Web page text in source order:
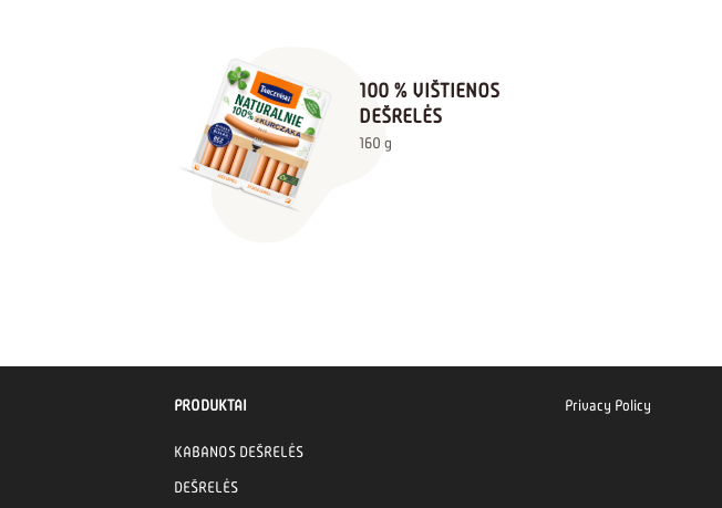
100 % VIŠTIENOS
DEŠRELĖS
160 g
PRODUKTAI
KABANOS DEŠRELĖS
DEŠRELĖS
Privacy Policy